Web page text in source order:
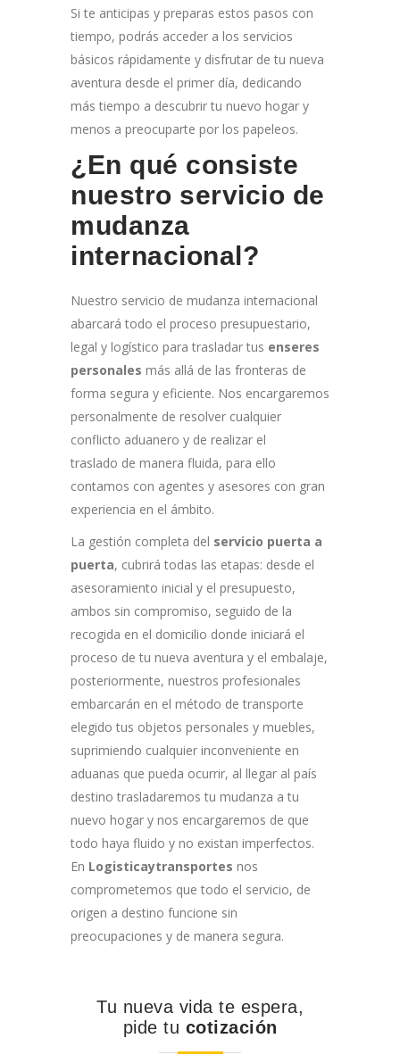
Si te anticipas y preparas estos pasos con
tiempo, podrás acceder a los servicios
básicos rápidamente y disfrutar de tu nueva
aventura desde el primer día, dedicando
más tiempo a descubrir tu nuevo hogar y
menos a preocuparte por los papeleos.
¿En qué consiste
nuestro servicio de
mudanza
internacional?
Nuestro servicio de mudanza internacional
abarcará todo el proceso presupuestario,
legal y logístico para trasladar tus enseres
personales más allá de las fronteras de
forma segura y eficiente. Nos encargaremos
personalmente de resolver cualquier
conflicto aduanero y de realizar el
traslado de manera fluida, para ello
contamos con agentes y asesores con gran
experiencia en el ámbito.
La gestión completa del servicio puerta a
puerta, cubrirá todas las etapas: desde el
asesoramiento inicial y el presupuesto,
ambos sin compromiso, seguido de la
recogida en el domicilio donde iniciará el
proceso de tu nueva aventura y el embalaje,
posteriormente, nuestros profesionales
embarcarán en el método de transporte
elegido tus objetos personales y muebles,
suprimiendo cualquier inconveniente en
aduanas que pueda ocurrir, al llegar al país
destino trasladaremos tu mudanza a tu
nuevo hogar y nos encargaremos de que
todo haya fluido y no existan imperfectos.
En Logisticaytransportes nos
comprometemos que todo el servicio, de
origen a destino funcione sin
preocupaciones y de manera segura.
Tu nueva vida te espera,
pide tu cotización